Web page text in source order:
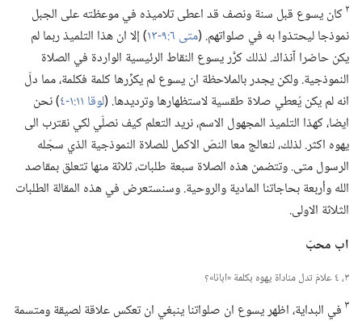
٢كان يسوع قبل سنة ونصف قد اعطى تلاميذه في موعظته على الجبل
نموذجا ليحتذوا به في صلواتهم.‏ (‏متى ٦:‏٩-‏١٣
‏)‏ إلا ان هذا التلميذ ربما لم
يكن حاضرا آنذاك.‏ لذلك كرَّر يسوع النقاط الرئيسية الواردة في الصلاة
النموذجية.‏ ولكن يجدر بالملاحظة ان يسوع لم يكرِّرها كلمة فكلمة،‏ مما دلّ
انه لم يكن يُعطي صلاة طقسية لاستظهارها وترديدها.‏ (‏لوقا ١١:‏١-‏٤
‏)‏ نحن
ايضا،‏ كهذا التلميذ المجهول الاسم،‏ نريد التعلم كيف نصلّي لكي نقترب الى
يهوه اكثر.‏ لذلك،‏ لنعالج معا النصّ الاكمل للصلاة النموذجية الذي سجّله
الرسول متى.‏ وتتضمن هذه الصلاة سبعة طلبات،‏ ثلاثة منها تتعلق بمقاصد
الله وأربعة بحاجاتنا المادية والروحية.‏ وسنستعرض في هذه المقالة الطلبات
الثلاثة الاولى.‏
اب محبّ
٣،‏ ٤ علامَ تدل مناداة يهوه بكلمة «ابانا»؟‏
٣ في البداية،‏ اظهر يسوع ان صلواتنا ينبغي ان تعكس علاقة لصيقة ومتسمة